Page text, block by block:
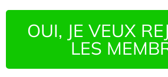
OUI, JE VEUX
LES